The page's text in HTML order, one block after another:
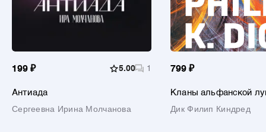
199 ₽ 5.00 1
Антиада
Сергеевна Ирина Молчанова
799 ₽
Кланы альфанской
Дик Филип Киндред